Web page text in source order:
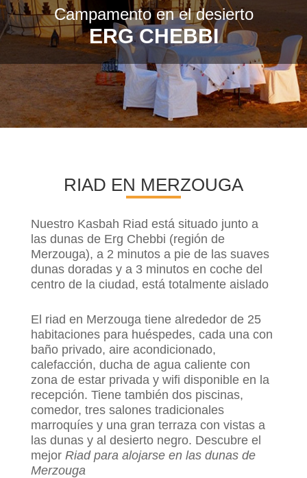
Campamento en el desierto
ERG CHEBBI
RIAD EN MERZOUGA
Nuestro Kasbah Riad está situado junto a
las dunas de Erg Chebbi (región de
Merzouga), a 2 minutos a pie de las suaves
dunas doradas y a 3 minutos en coche del
centro de la ciudad, está totalmente aislado
El riad en Merzouga tiene alrededor de 25
habitaciones para huéspedes, cada una con
baño privado, aire acondicionado,
calefacción, ducha de agua caliente con
zona de estar privada y wifi disponible en la
recepción. Tiene también dos piscinas,
comedor, tres salones tradicionales
marroquíes y una gran terraza con vistas a
las dunas y al desierto negro. Descubre el
mejor Riad para alojarse en las dunas de
Merzouga